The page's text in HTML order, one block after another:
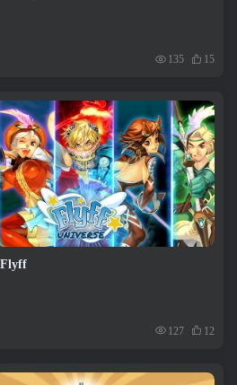
135 15
Flyff
127 12